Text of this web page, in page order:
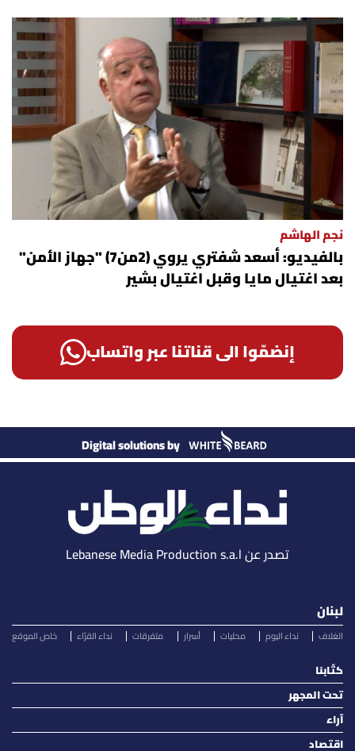
نجم الهاشم
بالفيديو: أسعد شفتري يروي (2من7) "جهاز الأمن"
بعد اغتيال مايا وقبل اغتيال بشير
إنضمّوا الى قناتنا عبر واتساب
Digital solutions by
تصدر عن Lebanese Media Production s.a.l
لبنان
الغلاف نداء اليوم محليات أسرار متفرقات نداء القرّاء خاص الموقع
كتّابنا
تحت المجهر
آراء
اقتصاد